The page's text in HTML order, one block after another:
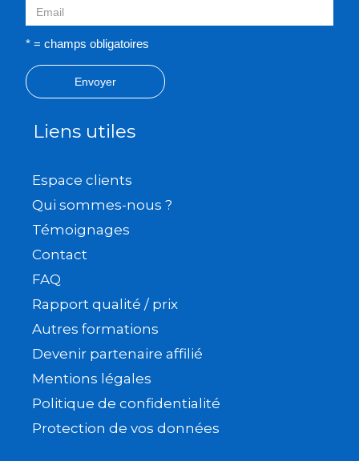
* = champs obligatoires
Envoyer
Liens utiles
Espace clients
Qui sommes-nous ?
Témoignages
Contact
FAQ
Rapport qualité / prix
Autres formations
Devenir partenaire affilié
Mentions légales
Politique de confidentialité
Protection de vos données